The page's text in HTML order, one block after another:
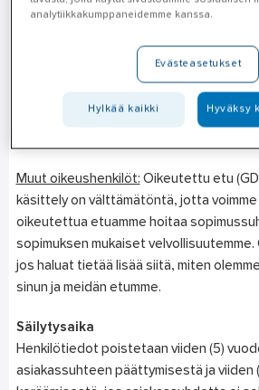
työtiedot, viestintä, maksutiedot.
Yksityiset elinkeinoharjoittajat:
(GDPR, 6.1(b) artikla) – toimenpiteiden
pyynnöstäsi ennen mahdollisen
Muut oikeushenkilöt: Oikeutettu etu
käsittely on välttämätöntä, jotta
oikeutettua etuamme hoitaa
sopimuksen mukaiset
jos haluat tietää lisää siitä, miten
sinun ja meidän etumme.
Säilytysaika
Henkilötiedot poistetaan viiden (5)
asiakassuhteen päättymisestä ja viiden
analytiikkakumppaneidemme kanssa.
Evästeasetukset
Hylkää kaikki Hyväksy